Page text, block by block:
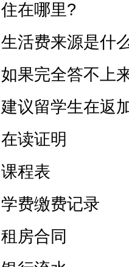
住在哪里?
生活费来源是什
如果完全答不上
建议留学生在返
在读证明
课程表
学费缴费记录
租房合同